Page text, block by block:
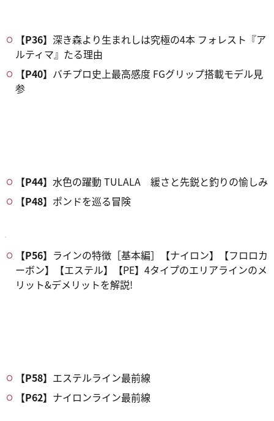
【P36】 深き森より生まれしは究極の4本 フォレスト『ア
ルティマ』たる理由
【P40】 バチプロ史上最高感度 FGグリップ搭載モデル見
参
【P44】 水色の躍動 TULALA 緩さと先鋭と釣りの愉しみ
【P48】 ポンドを巡る冒険
【P56】 ラインの特徴［基本編］【ナイロン】【フロロカ
ーボン】【エステル】【PE】4タイプのエリアラインのメ
リット&デメリットを解説!
【P58】 エステルライン最前線
【P62】 ナイロンライン最前線